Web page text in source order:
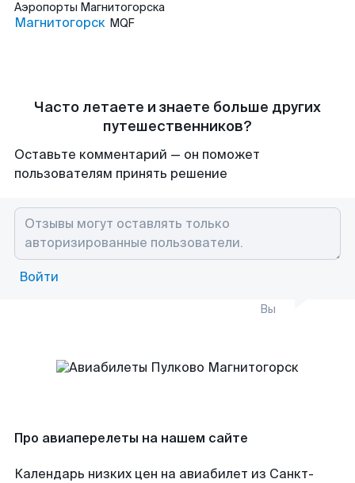
Аэропорты Магнитогорска
Магнитогорск MQF
Часто летаете и знаете больше других
путешественников?
Оставьте комментарий — он поможет
пользователям принять решение
Войти
Вы
Про авиаперелеты на нашем сайте
Календарь низких цен на авиабилет из Санкт-